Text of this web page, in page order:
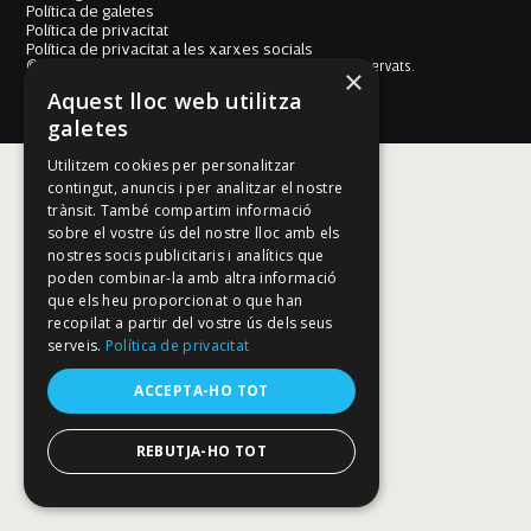
Política de galetes
Política de privacitat
Política de privacitat a les xarxes socials
© Fundació Mallorca Literària 2026. Tots els drets reservats.
Disseny i desenvolupament web BESTALDE STUDIO
×
Aquest lloc web utilitza
galetes
Utilitzem cookies per personalitzar
contingut, anuncis i per analitzar el nostre
trànsit. També compartim informació
sobre el vostre ús del nostre lloc amb els
nostres socis publicitaris i analítics que
poden combinar-la amb altra informació
que els heu proporcionat o que han
recopilat a partir del vostre ús dels seus
serveis. Política de privacitat
ACCEPTA-HO TOT
REBUTJA-HO TOT